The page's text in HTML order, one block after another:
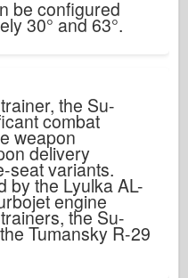
be configured
30° and 63°.
the Su-
combat
weapon
delivery
seat variants.
by the Lyulka AL-
engine
the Su-
Tumansky R-29